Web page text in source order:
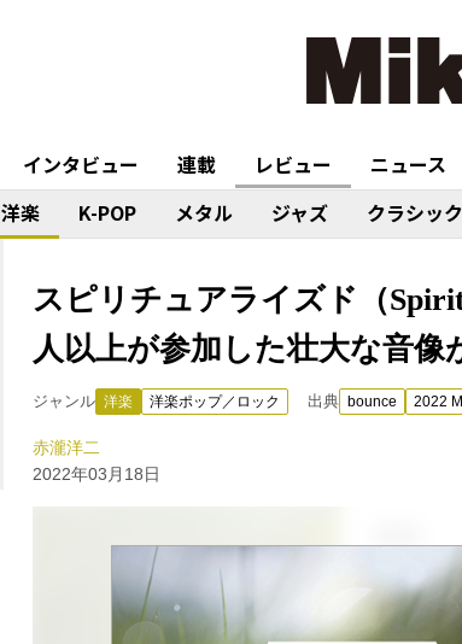
インタビュー 連載 レビュー ニュース
洋楽 K-POP メタル ジャズ クラシック
スピリチュアライズド（
人以上が参加した壮大な音
ジャンル 洋楽 洋楽ポップ／ロック 出典 bounce 2022
赤瀧洋二
2022年03月18日